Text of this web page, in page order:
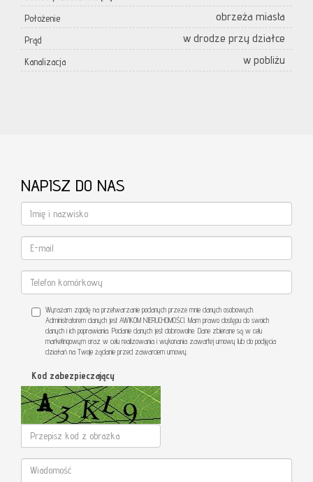
Położenie obrzeża miasta
Prąd w drodze przy działce
Kanalizacja w pobliżu
NAPISZ DO NAS
Wyrażam zgodę na przetwarzanie podanych przeze mnie danych osobowych.
Administratorem danych jest AWIKOM NIERUCHOMOŚCI. Mam prawo dostępu do swoich
danych i ich poprawiania. Podanie danych jest dobrowolne. Dane zbierane są w celu
marketingowym oraz w celu realizowania i wykonania zawartej umowy lub do podjęcia
działań na Twoje żądanie przed zawarciem umowy.
Kod zabezpieczający